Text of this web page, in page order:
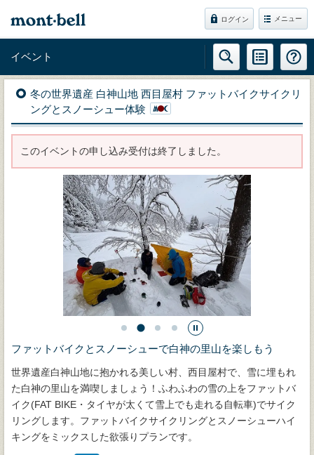
ログイン メニュー
イベント
冬の世界遺産 白神山地 西目屋村 ファットバイクサイクリ
ングとスノーシュー体験
このイベントの申し込み受付は終了しました。
ファットバイクとスノーシューで白神の里山を楽しもう
世界遺産白神山地に抱かれる美しい村、西目屋村で、雪に埋もれ
た白神の里山を満喫しましょう！ふわふわの雪の上をファットバ
イク(FAT BIKE・タイヤが太くて雪上でも走れる自転車)でサイク
リングします。ファットバイクサイクリングとスノーシューハイ
キングをミックスした欲張りプランです。